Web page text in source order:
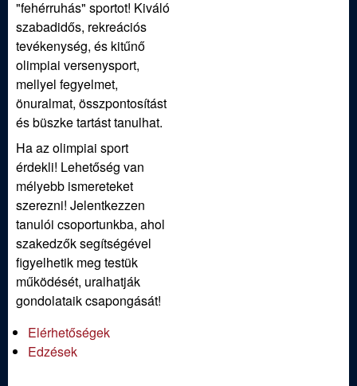
"fehérruhás" sportot! Kiváló
szabadidős, rekreációs
tevékenység, és kitűnő
olimpiai versenysport,
mellyel fegyelmet,
önuralmat, összpontosítást
és büszke tartást tanulhat.
Ha az olimpiai sport
érdekli! Lehetőség van
mélyebb ismereteket
szerezni! Jelentkezzen
tanulói csoportunkba, ahol
szakedzők segítségével
figyelhetik meg testük
működését, uralhatják
gondolataik csapongását!
Elérhetőségek
Edzések